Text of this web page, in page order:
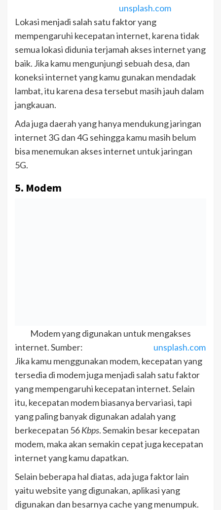
unsplash.com
Lokasi menjadi salah satu faktor yang
mempengaruhi kecepatan internet, karena tidak
semua lokasi didunia terjamah akses internet yang
baik. Jika kamu mengunjungi sebuah desa, dan
koneksi internet yang kamu gunakan mendadak
lambat, itu karena desa tersebut masih jauh dalam
jangkauan.
Ada juga daerah yang hanya mendukung jaringan
internet 3G dan 4G sehingga kamu masih belum
bisa menemukan akses internet untuk jaringan
5G.
5. Modem
Modem yang digunakan untuk mengakses
internet. Sumber:
unsplash.com
Jika kamu menggunakan modem, kecepatan yang
tersedia di modem juga menjadi salah satu faktor
yang mempengaruhi kecepatan internet. Selain
itu, kecepatan modem biasanya bervariasi, tapi
yang paling banyak digunakan adalah yang
berkecepatan 56Kbps. Semakin besar kecepatan
modem, maka akan semakin cepat juga kecepatan
internet yang kamu dapatkan.
Selain beberapa hal diatas, ada juga faktor lain
yaitu website yang digunakan, aplikasi yang
digunakan dan besarnya cache yang menumpuk.